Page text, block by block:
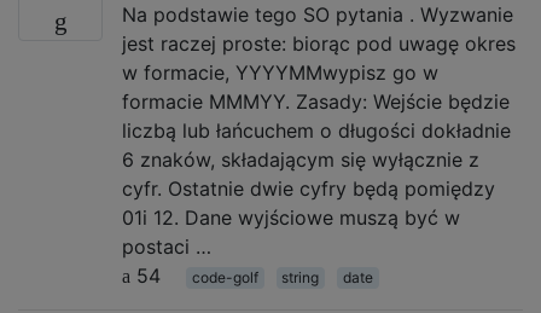
Na podstawie tego SO pytania . Wyzwanie
jest raczej proste: biorąc pod uwagę okres
w formacie, YYYYMMwypisz go w
formacie MMMYY. Zasady: Wejście będzie
liczbą lub łańcuchem o długości dokładnie
6 znaków, składającym się wyłącznie z
cyfr. Ostatnie dwie cyfry będą pomiędzy
01i 12. Dane wyjściowe muszą być w
postaci …
54
code-golf string date